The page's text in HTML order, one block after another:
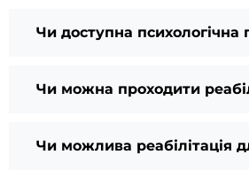
Чи доступна психологічна
Чи можна проходити
Чи можлива реабілітація